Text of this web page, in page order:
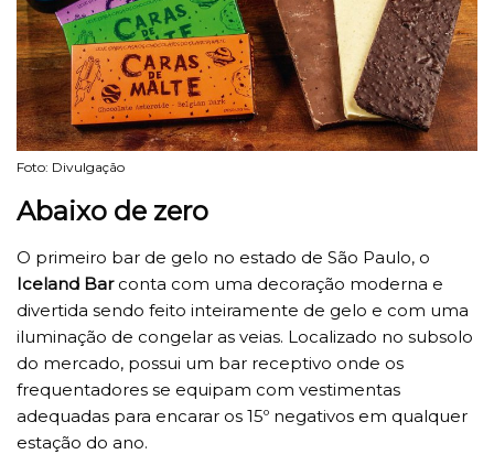
Foto: Divulgação
Abaixo de zero
O primeiro bar de gelo no estado de São Paulo, o
Iceland Barconta com uma decoração moderna e
divertida sendo feito inteiramente de gelo e com uma
iluminação de congelar as veias. Localizado no subsolo
do mercado, possui um bar receptivo onde os
frequentadores se equipam com vestimentas
adequadas para encarar os 15º negativos em qualquer
estação do ano.